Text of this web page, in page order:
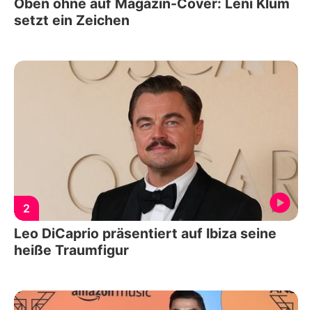
Oben ohne auf Magazin-Cover: Leni Klum
setzt ein Zeichen
2
Leo DiCaprio präsentiert auf Ibiza seine
heiße Traumfigur